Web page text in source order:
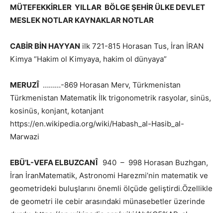
MÜTEFEKKİRLER YILLAR BÖLGE ŞEHİR ÜLKE DEVLET
MESLEK NOTLAR KAYNAKLAR NOTLAR
CABİR BİN HAYYAN ilk 721-815 Horasan Tus, İran İRAN
Kimya “Hakim ol Kimyaya, hakim ol dünyaya”
MERUZÎ………-869 Horasan Merv, Türkmenistan
Türkmenistan Matematik İlk trigonometrik rasyolar, sinüs,
kosinüs, konjant, kotanjant
https://en.wikipedia.org/wiki/Habash_al-Hasib_al-
Marwazi
EBÜ’L-VEFA ELBUZCANÎ 940 – 998 Horasan Buzhgan,
İran İranMatematik, Astronomi Harezmi’nin matematik ve
geometrideki buluşlarını önemli ölçüde geliştirdi.Özellikle
de geometri ile cebir arasındaki münasebetler üzerinde